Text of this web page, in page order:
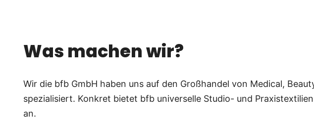
Was machen wir?
Wir die bfb GmbH haben uns auf den Großhandel von Medical,
spezialisiert. Konkret bietet bfb universelle Studio- und
an.